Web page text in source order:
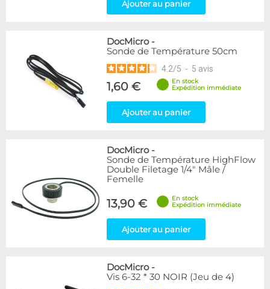
Ajouter au panier
DocMicro-
Sonde de Température 50cm
4.2/5 - 5 avis
1,60 €
En stock
Expédition immédiate
Ajouter au panier
DocMicro-
Sonde de Température HighFlow
Double Filetage 1/4" Mâle /
Femelle
13,90 €
En stock
Expédition immédiate
Ajouter au panier
DocMicro-
Vis 6-32 * 30 NOIR (Jeu de 4)